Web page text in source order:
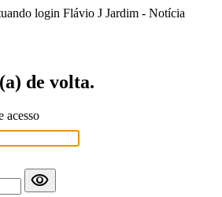
Flávio J Jardim - Notícia
de volta.
acesso
visibility